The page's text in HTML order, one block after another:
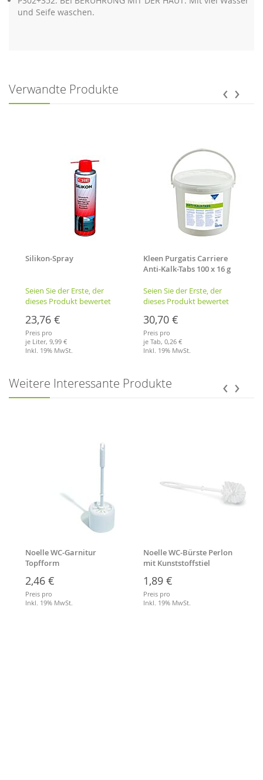
und Seife waschen.
Verwandte Produkte
Silikon-Spray
Seien Sie der Erste, der
dieses Produkt bewertet
23,76 €
Preis pro
je Liter,9,99 €
Inkl. 19% MwSt.
Kleen Purgatis Carriere
Anti-Kalk-Tabs 100 x 16 g
Seien Sie der Erste, der
dieses Produkt bewertet
30,70 €
Preis pro
je Tab,0,26 €
Inkl. 19% MwSt.
‹ ›
Weitere Interessante Produkte
Noelle WC-Garnitur
Topfform
2,46 €
Preis pro
Inkl. 19% MwSt.
Noelle WC-Bürste Perlon
mit Kunststoffstiel
1,89 €
Preis pro
Inkl. 19% MwSt.
‹ ›